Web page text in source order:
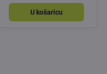
U košaricu